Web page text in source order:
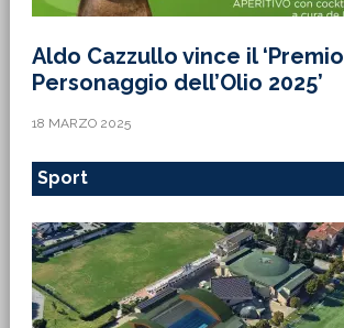
Aldo Cazzullo vince il ‘Premio
Personaggio dell’Olio 2025’
18 MARZO 2025
Sport